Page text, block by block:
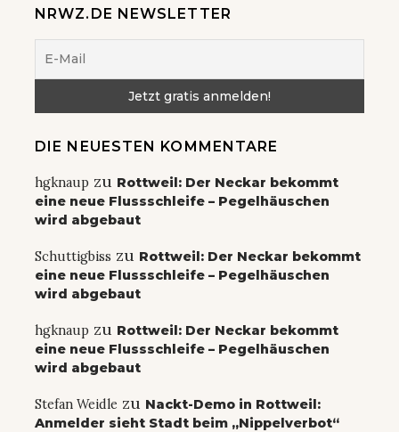
NRWZ.DE NEWSLETTER
DIE NEUESTEN KOMMENTARE
hgknaup zu Rottweil: Der Neckar bekommt
eine neue Flussschleife – Pegelhäuschen
wird abgebaut
Schuttigbiss zu Rottweil: Der Neckar bekommt
eine neue Flussschleife – Pegelhäuschen
wird abgebaut
hgknaup zu Rottweil: Der Neckar bekommt
eine neue Flussschleife – Pegelhäuschen
wird abgebaut
Stefan Weidle zu Nackt-Demo in Rottweil:
Anmelder sieht Stadt beim „Nippelverbot“